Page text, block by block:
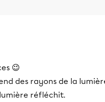
😉
des rayons de la
réfléchit.